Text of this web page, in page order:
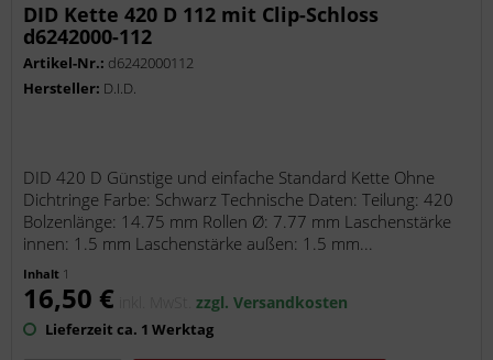
DID Kette 420 D 112 mit Clip-Schloss
d6242000-112
Artikel-Nr.: d6242000112
Hersteller: D.I.D.
DID 420 D Günstige und einfache Standard Kette Ohne
Dichtringe Farbe: Schwarz Technische Daten: Teilung: 420
Bolzenlänge: 14.75 mm Rollen Ø: 7.77 mm Laschenstärke
innen: 1.5 mm Laschenstärke außen: 1.5 mm...
Inhalt 1
16,50 € inkl. MwSt.zzgl. Versandkosten
Lieferzeit ca. 1 Werktag